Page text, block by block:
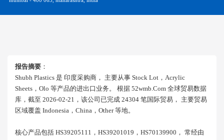
报告摘要 ：
Shubh Plastics 是 印度采购商， 主要从事 Stock Lot，acrylic
Sheets，olo 等产品的进出口业务。 根据 52wmb.com 全球贸易数据
库，截至 2026-02-21，该公司已完成 24304 笔国际贸易， 主要贸易
区域覆盖 Indonesia，china，other 等地。
核心产品包括 HS39205111，HS39201019，HS70139900， 常经由